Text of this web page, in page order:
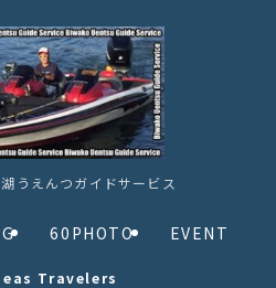
うえんつガイドサービス
60PHOTO EVENT
Travelers